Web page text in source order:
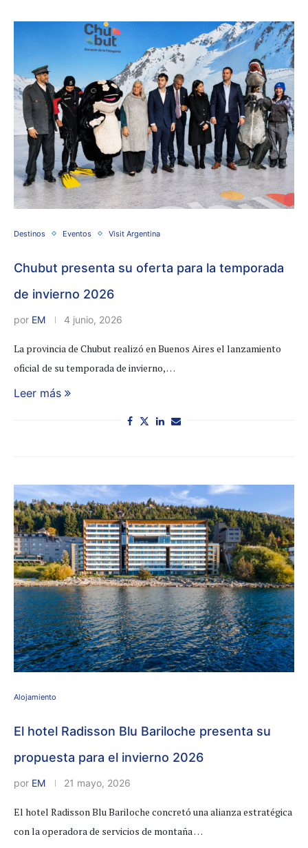
Destinos Eventos Visit Argentina
Chubut presenta su oferta para la temporada
de invierno 2026
por EM 4 junio, 2026
La provincia de Chubut realizó en Buenos Aires el lanzamiento
oficial de su temporada de invierno, …
Leer más
Alojamiento
El hotel Radisson Blu Bariloche presenta su
propuesta para el invierno 2026
por EM 21 mayo, 2026
El hotel Radisson Blu Bariloche concretó una alianza estratégica
con la operadora de servicios de montaña …